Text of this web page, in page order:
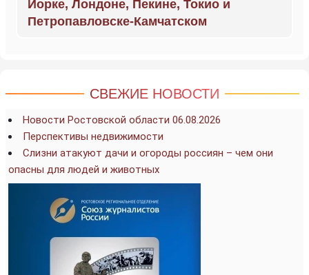
Йорке, Лондоне, Пекине, Токио и
Петропавловске-Камчатском
СВЕЖИЕ НОВОСТИ
Новости Ростовской области 06.08.2026
Перспективы недвижимости
Слизни атакуют дачи и огороды россиян – чем они
опасны для людей и животных